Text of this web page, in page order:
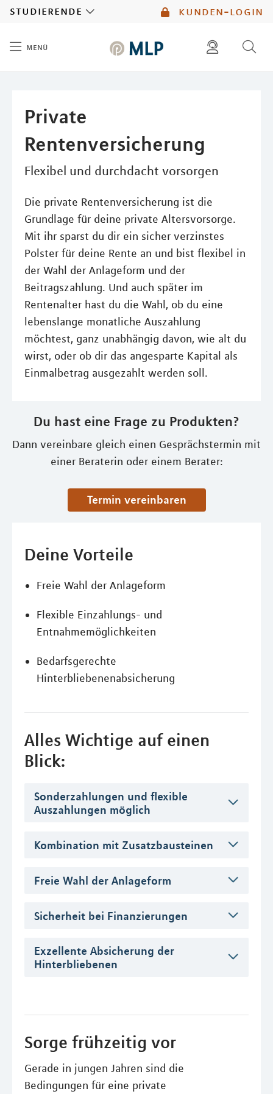
kunden-login
studierende
menü
Private
Rentenversicherung
Flexibel und durchdacht vorsorgen
Die private Rentenversicherung ist die
Grundlage für deine private Altersvorsorge.
Mit ihr sparst du dir ein sicher verzinstes
Polster für deine Rente an und bist flexibel in
der Wahl der Anlageform und der
Beitragszahlung. Und auch später im
Rentenalter hast du die Wahl, ob du eine
lebenslange monatliche Auszahlung
möchtest, ganz unabhängig davon, wie alt du
wirst, oder ob dir das angesparte Kapital als
Einmalbetrag ausgezahlt werden soll.
Du hast eine Frage zu Produkten?
Dann vereinbare gleich einen Gesprächstermin mit
einer Beraterin oder einem Berater:
Termin vereinbaren
Deine Vorteile
Freie Wahl der Anlageform
Flexible Einzahlungs- und
Entnahmemöglichkeiten
Bedarfsgerechte
Hinterbliebenenabsicherung
Alles Wichtige auf einen
Blick:
Sonderzahlungen und flexible
Auszahlungen möglich
Kombination mit Zusatzbausteinen
Freie Wahl der Anlageform
Sicherheit bei Finanzierungen
Exzellente Absicherung der
Hinterbliebenen
Sorge frühzeitig vor
Gerade in jungen Jahren sind die
Bedingungen für eine private